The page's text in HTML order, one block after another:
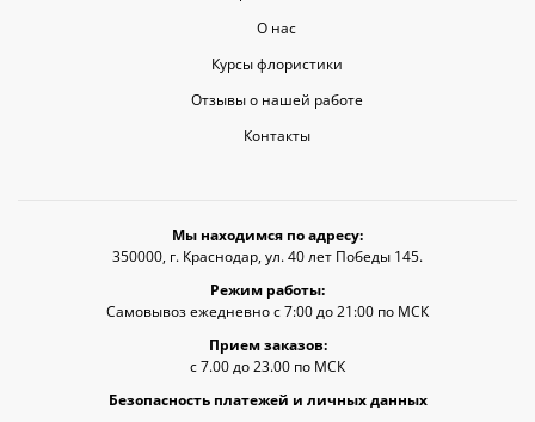
О нас
Курсы флористики
Отзывы о нашей работе
Контакты
Мы находимся по адресу:
350000, г. Краснодар, ул. 40 лет Победы 145.
Режим работы:
Самовывоз ежедневно с 7:00 до 21:00 по МСК
Прием заказов:
с 7.00 до 23.00 по МСК
Безопасность платежей и личных данных